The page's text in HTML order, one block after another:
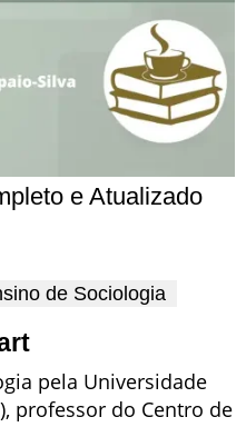
e Atualizado
de Sociologia
pela Universidade
professor do Centro de